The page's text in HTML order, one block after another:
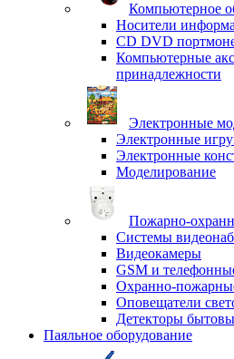
Компьютерное
Носители
CD DVD
Компьютерные
принадлежности
Электронные
Электронные
Электронные
Моделирование
Пожарно-
Системы
Видеокамеры
GSM и
Охранно-
Оповещатели
Детекторы
Паяльное оборудование